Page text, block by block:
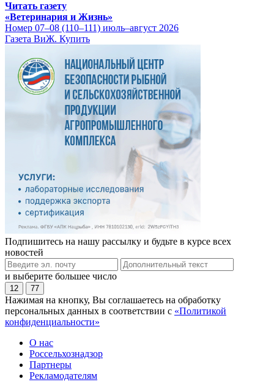
Читать газету
«Ветеринария и Жизнь»
Номер 07–08 (110–111) июль–август 2026
Газета ВиЖ. Купить
Подпишитесь на нашу рассылку и будьте в курсе всех
новостей
и выберите большее число
12 77
Нажимая на кнопку, Вы соглашаетесь на обработку
персональных данных в соответствии с «Политикой
конфиденциальности»
О нас
Россельхознадзор
Партнеры
Рекламодателям